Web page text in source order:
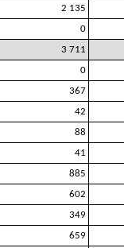
2 135
0
3 711
0
367
42
88
41
885
602
349
659